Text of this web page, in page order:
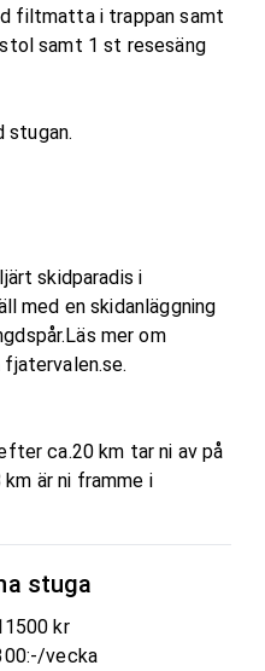
filtmatta i trappan samt
samt 1 st resesäng
skidparadis i
med en skidanläggning
mer om
fjatervalen.se.
ca.20 km tar ni av på
är ni framme i
stuga
kr
vecka